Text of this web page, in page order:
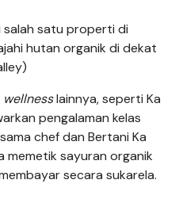
salah satu properti di
hutan organik di dekat
wellnesslainnya, seperti Ka
pengalaman kelas
chef dan Bertani Ka
memetik sayuran organik
secara sukarela.